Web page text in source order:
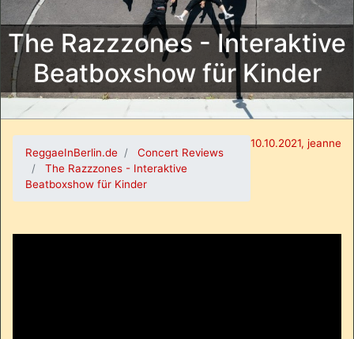
The Razzzones - Interaktive
Beatboxshow für Kinder
10.10.2021, jeanne
ReggaeInBerlin.de
Concert Reviews
The Razzzones - Interaktive
Beatboxshow für Kinder